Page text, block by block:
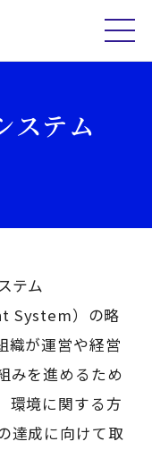
ステム
テム
System）の略
織が運営や経営
みを進めるため
環境に関する方
達成に向けて取